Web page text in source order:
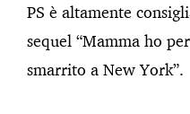
PS è altamente
sequel “Mamma ho
smarrito a New York”.